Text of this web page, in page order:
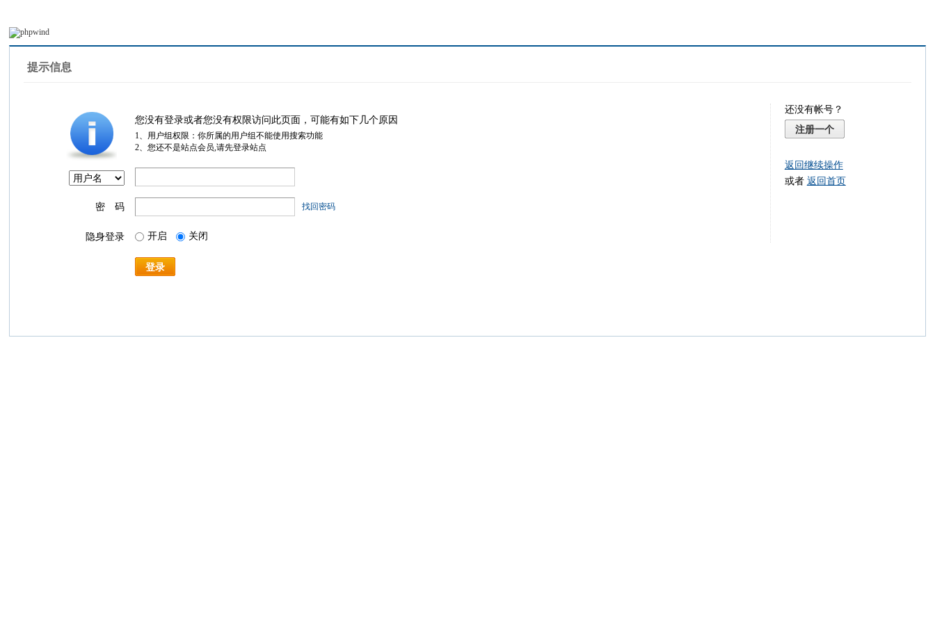
提示信息
您没有登录或者您没有权限访问此页面，可能有如下几个原因
1、用户组权限：你所属的用户组不能使用搜索功能
2、您还不是站点会员,请先登录站点
密 码 找回密码
隐身登录 开启 关闭
登录
还没有帐号？
注册一个
返回继续操作
或者 返回首页